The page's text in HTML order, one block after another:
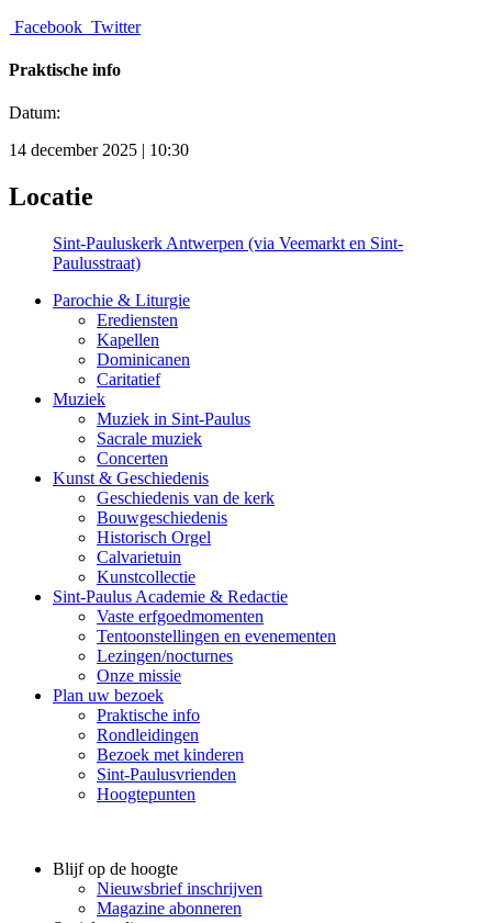
Facebook Twitter
Praktische info
Datum:
14 december 2025 | 10:30
Locatie
Sint-Pauluskerk Antwerpen (via Veemarkt en Sint-
Paulusstraat)
Parochie & Liturgie
Erediensten
Kapellen
Dominicanen
Caritatief
Muziek
Muziek in Sint-Paulus
Sacrale muziek
Concerten
Kunst & Geschiedenis
Geschiedenis van de kerk
Bouwgeschiedenis
Historisch Orgel
Calvarietuin
Kunstcollectie
Sint-Paulus Academie & Redactie
Vaste erfgoedmomenten
Tentoonstellingen en evenementen
Lezingen/nocturnes
Onze missie
Plan uw bezoek
Praktische info
Rondleidingen
Bezoek met kinderen
Sint-Paulusvrienden
Hoogtepunten
Blijf op de hoogte
Nieuwsbrief inschrijven
Magazine abonneren